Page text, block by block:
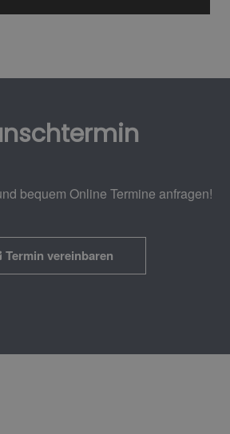
bequem Online Termine anfragen!
Termin vereinbaren